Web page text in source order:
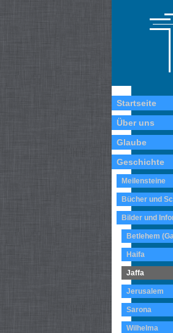
Startseite
Über uns
Glaube
Geschichte
Meilensteine
Bücher und
Bilder und
Betlehem
Haifa
Jaffa
Jerusalem
Sarona
Wilhelma